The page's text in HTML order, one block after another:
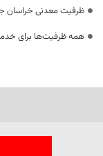
ظرفیت معدنی خراسان
همه ظرفیت‌ها برای